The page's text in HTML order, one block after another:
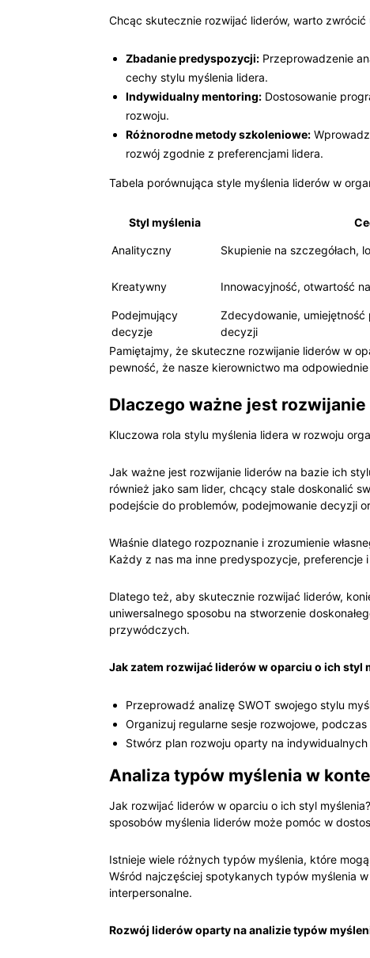
Chcąc skutecznie rozwijać liderów, warto
Zbadanie predyspozycji: Przeprowadzenie
cechy stylu myślenia lidera.
Indywidualny mentoring: Dostosowanie
rozwoju.
Różnorodne metody szkoleniowe:
rozwój zgodnie z preferencjami lidera.
Tabela porównująca style myślenia liderów w
Styl myślenia
Analityczny Skupienie na szczegółach,
Kreatywny Innowacyjność, otwartość
Podejmujący
decyzje
Zdecydowanie,
decyzji
Pamiętajmy, że skuteczne rozwijanie liderów w
pewność, że nasze kierownictwo ma
Dlaczego ważne jest
Kluczowa rola stylu myślenia lidera w rozwoju
Jak ważne jest rozwijanie liderów na bazie ich
również jako sam lider, chcący stale doskonalić
podejście do problemów, podejmowanie decyzji
Właśnie dlatego rozpoznanie i zrozumienie
Każdy z nas ma inne predyspozycje, preferencje
Dlatego też, aby skutecznie rozwijać liderów,
uniwersalnego sposobu na stworzenie
przywódczych.
Jak zatem rozwijać liderów w oparciu o ich styl
Przeprowadź analizę SWOT swojego stylu
Organizuj regularne sesje rozwojowe,
Stwórz plan rozwoju oparty na
Analiza typów myślenia w
Jak rozwijać liderów w oparciu o ich styl
sposobów myślenia liderów może pomóc w
Istnieje wiele różnych typów myślenia, które
Wśród najczęściej spotykanych typów myślenia
interpersonalne.
Rozwój liderów oparty na analizie typów